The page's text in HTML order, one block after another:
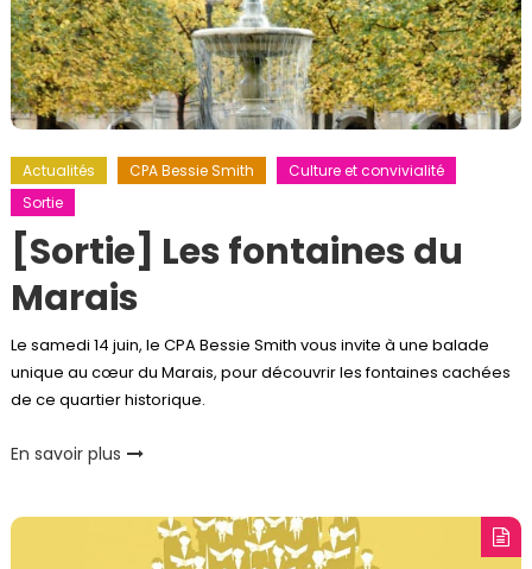
Actualités CPA Bessie Smith
Culture et convivialité
Sortie
[Sortie] Les fontaines du
Marais
Le samedi 14 juin, le CPA Bessie Smith vous invite à une balade
unique au cœur du Marais, pour découvrir les fontaines cachées
de ce quartier historique.
En savoir plus